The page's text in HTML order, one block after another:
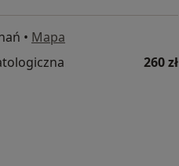
• Mapa
260 zł